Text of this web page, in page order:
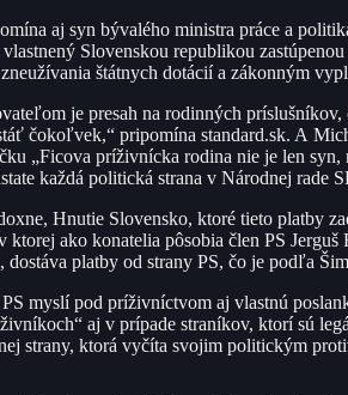
aj syn bývalého ministra práce a
vlastnený Slovenskou republikou
štátnych dotácií a zákonným
je presah na rodinných
čokoľvek,“ pripomína standard.sk. A
„Ficova príživnícka rodina nie je len
každá politická strana v Národnej rade
Hnutie Slovensko, ktoré tieto platby
ktorej ako konatelia pôsobia člen PS
dostáva platby od strany PS, čo je podľa
myslí pod príživníctvom aj vlastnú
aj v prípade straníkov, ktorí sú
strany, ktorá vyčíta svojim politickým